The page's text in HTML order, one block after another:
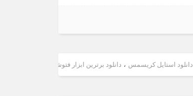
دانلود استایل کریسمس ، دانلود برترین ابزار فتوشاپ